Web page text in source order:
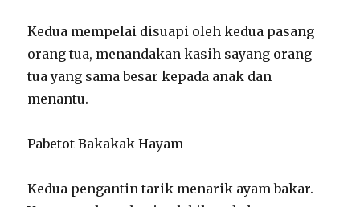
Kedua mempelai disuapi oleh kedua pasang
orang tua, menandakan kasih sayang orang
tua yang sama besar kepada anak dan
menantu.
Pabetot Bakakak Hayam
Kedua pengantin tarik menarik ayam bakar.